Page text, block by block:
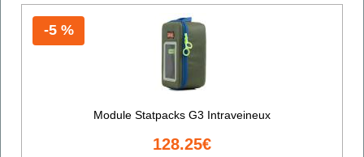
-5 %
Module Statpacks G3 Intraveineux
128.25€